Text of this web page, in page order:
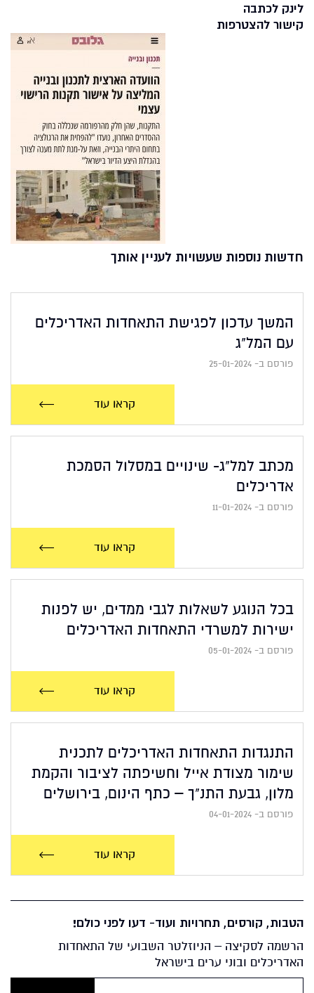
לינק לכתבה
קישור להצטרפות
חדשות נוספות שעשויות לעניין אותך
המשך עדכון לפגישת התאחדות האדריכלים
עם המל"ג
פורסם ב- 25-01-2024
קראו עוד
מכתב למל"ג- שינויים במסלול הסמכת
אדריכלים
פורסם ב- 11-01-2024
קראו עוד
בכל הנוגע לשאלות לגבי ממדים, יש לפנות
ישירות למשרדי התאחדות האדריכלים
פורסם ב- 05-01-2024
קראו עוד
התנגדות התאחדות האדריכלים לתכנית
שימור מצודת אייל וחשיפתה לציבור והקמת
מלון, גבעת התנ"ך – כתף הינום, בירושלים
פורסם ב- 04-01-2024
קראו עוד
הטבות, קורסים, תחרויות ועוד- דעו לפני כולם!
הרשמה לסקיצה – הניוזלטר השבועי של התאחדות
האדריכלים ובוני ערים בישראל